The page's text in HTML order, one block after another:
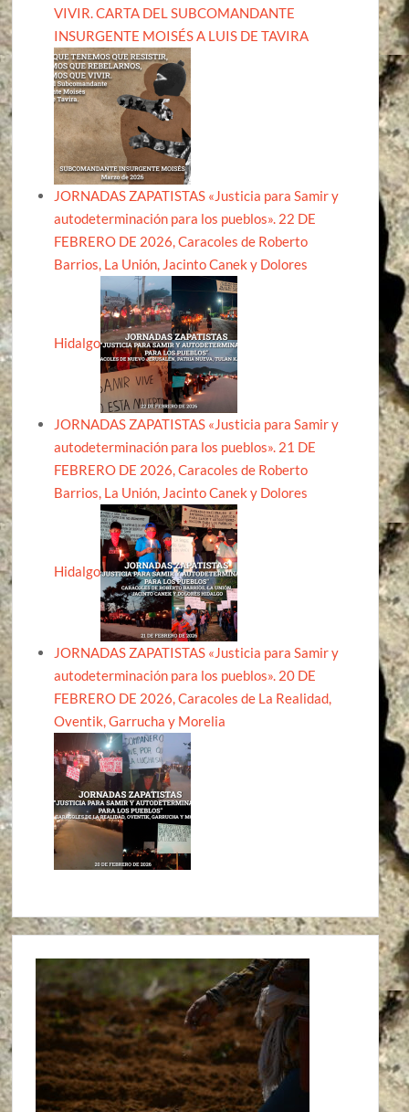
VIVIR. CARTA DEL SUBCOMANDANTE
INSURGENTE MOISÉS A LUIS DE TAVIRA
JORNADAS ZAPATISTAS «Justicia para Samir y
autodeterminación para los pueblos». 22 DE
FEBRERO DE 2026, Caracoles de Roberto
Barrios, La Unión, Jacinto Canek y Dolores
Hidalgo
JORNADAS ZAPATISTAS «Justicia para Samir y
autodeterminación para los pueblos». 21 DE
FEBRERO DE 2026, Caracoles de Roberto
Barrios, La Unión, Jacinto Canek y Dolores
Hidalgo
JORNADAS ZAPATISTAS «Justicia para Samir y
autodeterminación para los pueblos». 20 DE
FEBRERO DE 2026, Caracoles de La Realidad,
Oventik, Garrucha y Morelia